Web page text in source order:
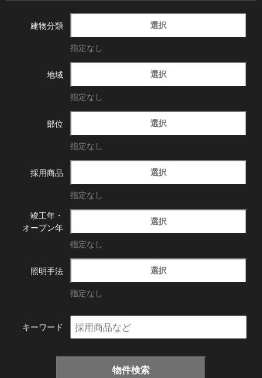
建物分類 選択
指定なし
地域 選択
指定なし
部位 選択
指定なし
採用商品 選択
指定なし
竣工年・
オープン年
選択
指定なし
照明手法 選択
指定なし
キーワード
物件検索